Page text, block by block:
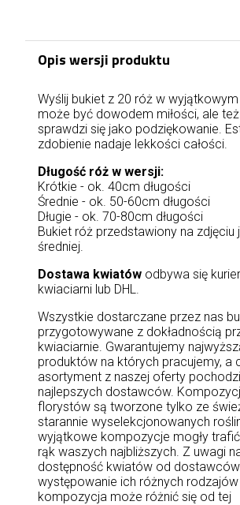
Opis wersji produktu
Wyślij bukiet z 20 róż w wyjątkowym
może być dowodem miłości, ale
sprawdzi się jako podziękowanie.
zdobienie nadaje lekkości całości.
Długość róż w wersji:
Krótkie - ok. 40cm długości
Średnie - ok. 50-60cm długości
Długie - ok. 70-80cm długości
Bukiet róż przedstawiony na zdjęciu
średniej.
Dostawa kwiatów odbywa się
kwiaciarni lub DHL.
Wszystkie dostarczane przez nas
przygotowywane z dokładnością
kwiaciarnie. Gwarantujemy
produktów na których pracujemy, a
asortyment z naszej oferty
najlepszych dostawców.
florystów są tworzone tylko ze
starannie wyselekcjonowanych
wyjątkowe kompozycje mogły
rąk waszych najbliższych. Z uwagi
dostępność kwiatów od
występowanie ich różnych
kompozycja może różnić się od tej